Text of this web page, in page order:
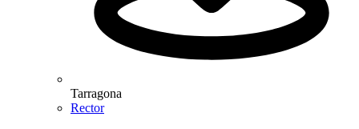
Tarragona
Rector